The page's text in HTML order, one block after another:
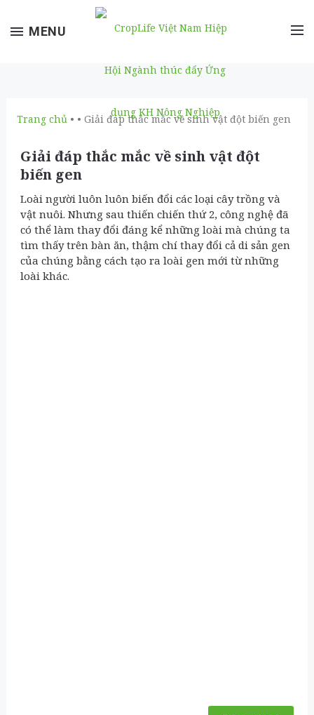
ToggleMENU
Trang chủ• • Giải đáp thắc mắc về sinh vật đột biến gen
Giải đáp thắc mắc về sinh vật đột
biến gen
Loài người luôn luôn biến đổi các loại cây trồng và
vật nuôi. Nhưng sau thiến chiến thứ 2, công nghệ đã
có thể làm thay đổi đáng kể những loài mà chúng ta
tìm thấy trên bàn ăn, thậm chí thay đổi cả di sản gen
của chúng bằng cách tạo ra loài gen mới từ những
loài khác.